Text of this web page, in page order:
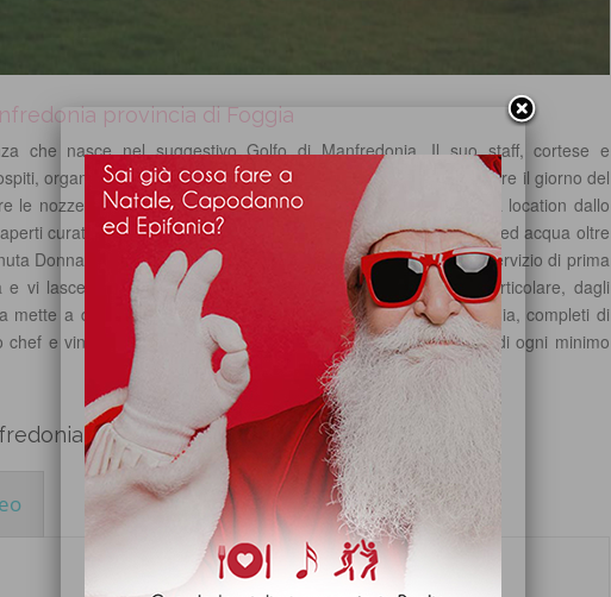
provincia di Foggia
che nasce nel suggestivo Golfo di Manfredonia. Il suo staff, cortese e
organizzando banchetti d'eccezione e sarà in grado di rendere il giorno del
le nozze presso Tenuta Donna Isabella, significa regalarsi una location dallo
curati nei minimi dettagli, fontane che creano giochi di luce ed acqua oltre
Donna Isabella è in grado di offrire alla propria clientela un servizio di prima
vi lascerà completamente soddisfatti occupandosi di ogni particolare, dagli
mette a disposizione dei suoi ospiti fantastici buffet da cerimonia, completi di
e vini pregiati. Tutto ciò viene eseguito prendendosi cura di ogni minimo
provincia di Foggia